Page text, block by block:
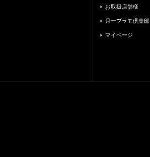
お取扱店舗様
月一プラモ倶楽部
マイページ